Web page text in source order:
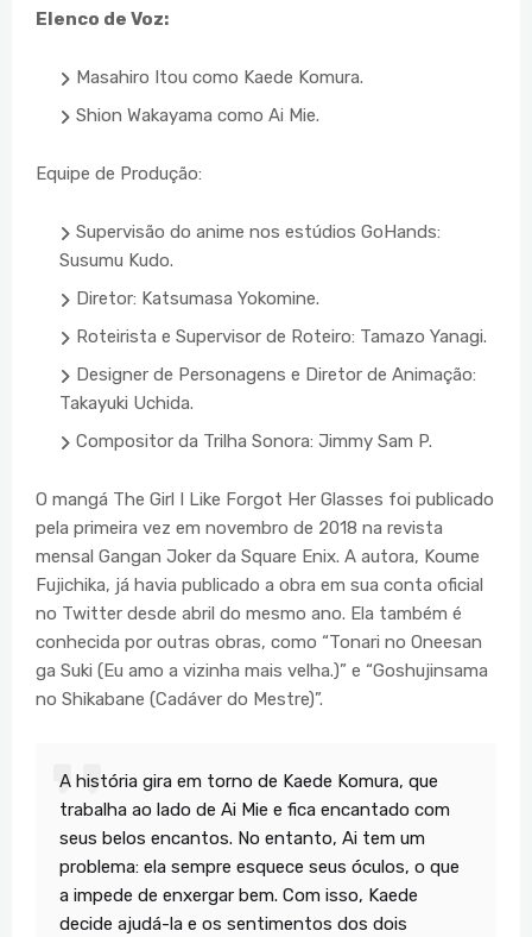
Elenco de Voz:
Masahiro Itou como Kaede Komura.
Shion Wakayama como Ai Mie.
Equipe de Produção:
Supervisão do anime nos estúdios GoHands:
Susumu Kudo.
Diretor: Katsumasa Yokomine.
Roteirista e Supervisor de Roteiro: Tamazo Yanagi.
Designer de Personagens e Diretor de Animação:
Takayuki Uchida.
Compositor da Trilha Sonora: Jimmy Sam P.
O mangá The Girl I Like Forgot Her Glasses foi publicado
pela primeira vez em novembro de 2018 na revista
mensal Gangan Joker da Square Enix. A autora, Koume
Fujichika, já havia publicado a obra em sua conta oficial
no Twitter desde abril do mesmo ano. Ela também é
conhecida por outras obras, como “Tonari no Oneesan
ga Suki (Eu amo a vizinha mais velha.)” e “Goshujinsama
no Shikabane (Cadáver do Mestre)”.
A história gira em torno de Kaede Komura, que
trabalha ao lado de Ai Mie e fica encantado com
seus belos encantos. No entanto, Ai tem um
problema: ela sempre esquece seus óculos, o que
a impede de enxergar bem. Com isso, Kaede
decide ajudá-la e os sentimentos dos dois